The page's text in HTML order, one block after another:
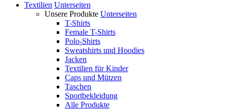
Textilien Unterseiten
Unsere Produkte Unterseiten
T-Shirts
Female T-Shirts
Polo-Shirts
Sweatshirts und Hoodies
Jacken
Textilien für Kinder
Caps und Mützen
Taschen
Sportbekleidung
Alle Produkte